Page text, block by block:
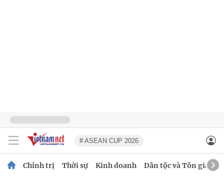
# ASEAN CUP 2026
Chính trị Thời sự Kinh doanh Dân tộc và Tôn giáo